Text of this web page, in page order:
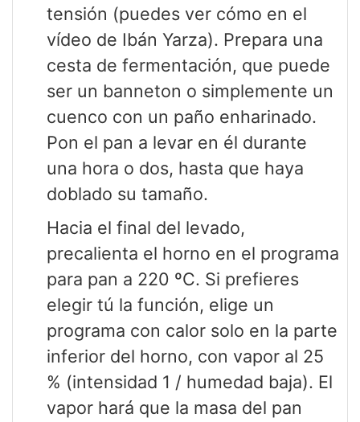
tensión (puedes ver cómo en el
vídeo de Ibán Yarza). Prepara una
cesta de fermentación, que puede
ser un banneton o simplemente un
cuenco con un paño enharinado.
Pon el pan a levar en él durante
una hora o dos, hasta que haya
doblado su tamaño.
Hacia el final del levado,
precalienta el horno en el programa
para pan a 220 ºC. Si prefieres
elegir tú la función, elige un
programa con calor solo en la parte
inferior del horno, con vapor al 25
% (intensidad 1 / humedad baja). El
vapor hará que la masa del pan